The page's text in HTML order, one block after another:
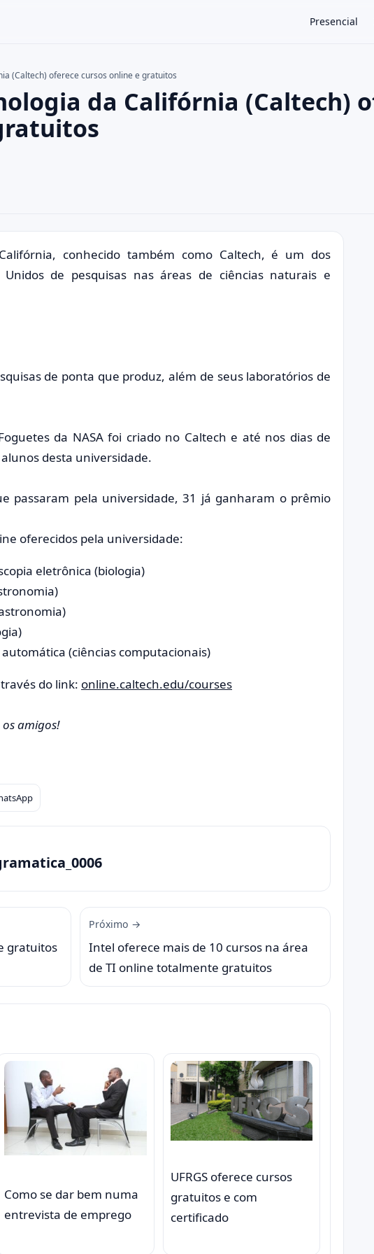
Presencial
×
(Caltech) oferece cursos online e gratuitos
da Califórnia (Caltech)
conhecido também como Caltech, é um dos
Unidos de pesquisas nas áreas de ciências naturais e
de ponta que produz, além de seus laboratórios de
da NASA foi criado no Caltech e até nos dias de
desta universidade.
passaram pela universidade, 31 já ganharam o prêmio
oferecidos pela universidade:
eletrônica (biologia)
(ciências computacionais)
do link: online.caltech.edu/courses
amigos!
gratuitos
Próximo →
Intel oferece mais de 10 cursos na área
de TI online totalmente gratuitos
Como se dar bem numa
entrevista de emprego
UFRGS oferece cursos
gratuitos e com
certificado